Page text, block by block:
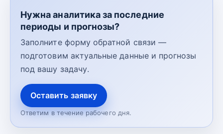
Нужна аналитика за последние
периоды и прогнозы?
Заполните форму обратной связи —
подготовим актуальные данные и прогнозы
под вашу задачу.
Оставить заявку
Ответим в течение рабочего дня.